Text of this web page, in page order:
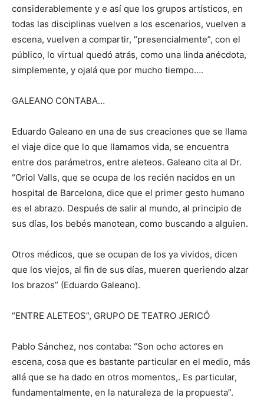
considerablemente y e así que los grupos artísticos, en
todas las disciplinas vuelven a los escenarios, vuelven a
escena, vuelven a compartir, “presencialmente”, con el
público, lo virtual quedó atrás, como una linda anécdota,
simplemente, y ojalá que por mucho tiempo….
GALEANO CONTABA…
Eduardo Galeano en una de sus creaciones que se llama
el viaje dice que lo que llamamos vida, se encuentra
entre dos parámetros, entre aleteos. Galeano cita al Dr.
“Oriol Valls, que se ocupa de los recién nacidos en un
hospital de Barcelona, dice que el primer gesto humano
es el abrazo. Después de salir al mundo, al principio de
sus días, los bebés manotean, como buscando a alguien.
Otros médicos, que se ocupan de los ya vividos, dicen
que los viejos, al fin de sus días, mueren queriendo alzar
los brazos” (Eduardo Galeano).
“ENTRE ALETEOS”, GRUPO DE TEATRO JERICÓ
Pablo Sánchez, nos contaba: “Son ocho actores en
escena, cosa que es bastante particular en el medio, más
allá que se ha dado en otros momentos,. Es particular,
fundamentalmente, en la naturaleza de la propuesta”.